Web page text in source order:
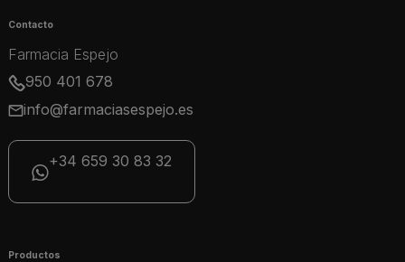
Contacto
Farmacia Espejo
950 401 678
info@farmaciasespejo.es
+34 659 30 83 32
Productos